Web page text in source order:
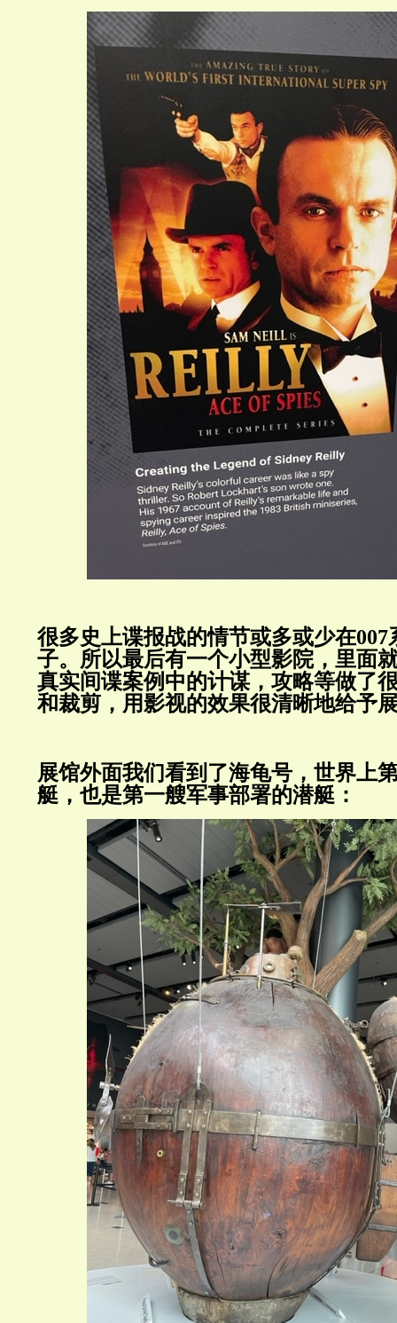
很多史上谍报战的情节或多或少在
子。所以最后有一个小型影院，里面
真实间谍案例中的计谋，攻略等做了
和裁剪，用影视的效果很清晰地给予
展馆外面我们看到了海龟号，世界上
艇，也是第一艘军事部署的潜艇：